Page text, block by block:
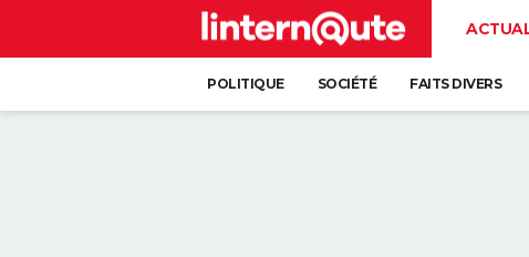
POLITIQUE SOCIÉTÉ FAITS DIVERS